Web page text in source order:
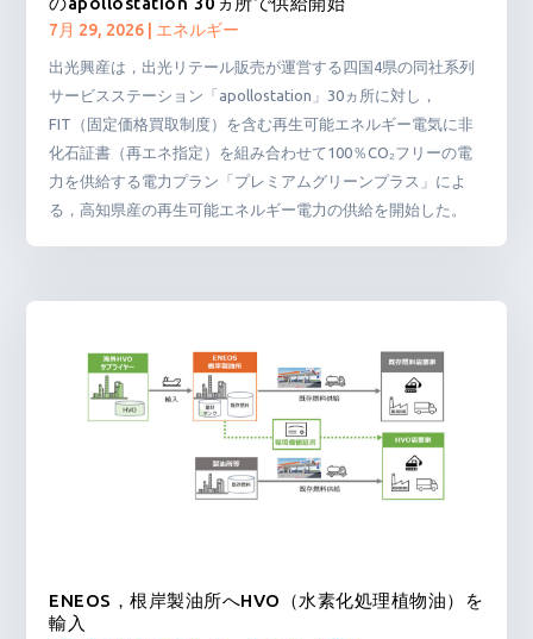
7月 29, 2026 エネルギー
出光興産は，出光リテール販売が運営する四国4県の同社系列
サービスステーション「apollostation」30ヵ所に対し，
FIT（固定価格買取制度）を含む再生可能エネルギー電気に非
化石証書（再エネ指定）を組み合わせて100％CO₂フリーの電
力を供給する電力プラン「プレミアムグリーンプラス」によ
る，高知県産の再生可能エネルギー電力の供給を開始した。
ENEOS，根岸製油所へHVO（水素化処理植物油）を
輸入